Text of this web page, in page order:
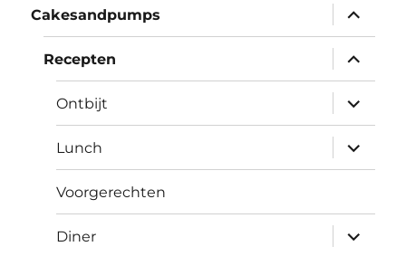
Cakesandpumps
Recepten
Ontbijt
Lunch
Voorgerechten
Diner